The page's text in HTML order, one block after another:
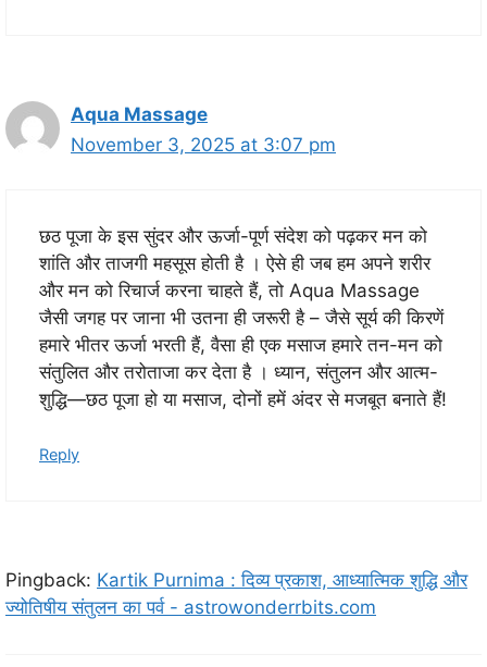
Aqua Massage
November 3, 2025 at 3:07 pm
छठ पूजा के इस सुंदर और ऊर्जा-पूर्ण संदेश को पढ़कर मन को
शांति और ताजगी महसूस होती है । ऐसे ही जब हम अपने शरीर
और मन को रिचार्ज करना चाहते हैं, तो Aqua Massage
जैसी जगह पर जाना भी उतना ही जरूरी है – जैसे सूर्य की किरणें
हमारे भीतर ऊर्जा भरती हैं, वैसा ही एक मसाज हमारे तन-मन को
संतुलित और तरोताजा कर देता है । ध्यान, संतुलन और आत्म-
शुद्धि—छठ पूजा हो या मसाज, दोनों हमें अंदर से मजबूत बनाते हैं!
Reply
Pingback: Kartik Purnima : दिव्य प्रकाश, आध्यात्मिक शुद्धि और
ज्योतिषीय संतुलन का पर्व - astrowonderrbits.com